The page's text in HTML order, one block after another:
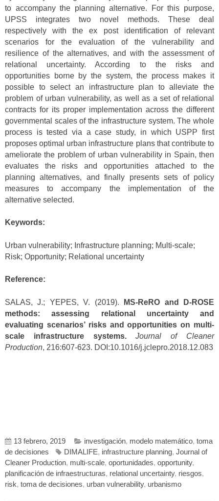
to accompany the planning alternative. For this purpose,
UPSS integrates two novel methods. These deal
respectively with the ex post identification of relevant
scenarios for the evaluation of the vulnerability and
resilience of the alternatives, and with the assessment of
relational uncertainty. According to the risks and
opportunities borne by the system, the process makes it
possible to select an infrastructure plan to alleviate the
problem of urban vulnerability, as well as a set of relational
contracts for its proper implementation across the different
governmental scales of the infrastructure system. The whole
process is tested via a case study, in which USPP first
proposes optimal urban infrastructure plans that contribute to
ameliorate the problem of urban vulnerability in Spain, then
evaluates the risks and opportunities attached to the
planning alternatives, and finally presents sets of policy
measures to accompany the implementation of the
alternative selected.
Keywords:
Urban vulnerability; Infrastructure planning; Multi-scale;
Risk; Opportunity; Relational uncertainty
Reference:
SALAS, J.; YEPES, V. (2019).
MS-ReRO and D-ROSE
methods: assessing relational uncertainty and
evaluating scenarios’ risks and opportunities on multi-
scale infrastructure systems.
Journal of Cleaner
Production, 216:607-623. DOI:10.1016/j.jclepro.2018.12.083
13 febrero, 2019 investigación, modelo matemático, toma
de decisiones
DIMALIFE, infrastructure planning, Journal of
Cleaner Production, multi-scale, oportunidades, opportunity,
planificación de infraestructuras, relational uncertainty, riesgos,
risk, toma de decisiones, urban vulnerability, urbanismo